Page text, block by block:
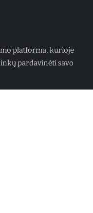
platforma, kurioje
pardavinėti savo